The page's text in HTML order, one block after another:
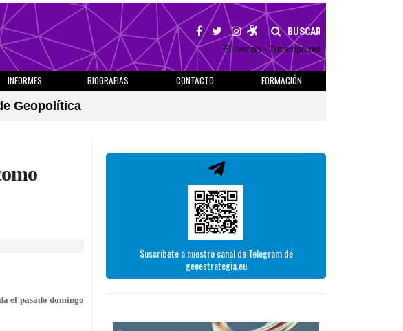
BUSCAR
El tiempo - Tutiempo.net
INFORMES BIOGRAFIAS CONTACTO
FORMACIÓN
Geopolítica
el pasado domingo
Suscríbete a nuestro canal de Telegram de
geoestrategia.eu